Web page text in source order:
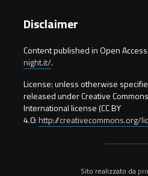
Disclaimer
Content published in Open
night.it/.
License: unless otherwise
released under Creative
International license (CC BY
4.0:http://creativecommons.org/
Sito realizzato da